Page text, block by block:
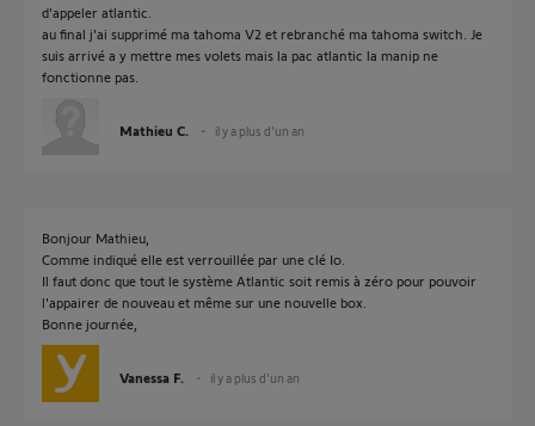
d'appeler atlantic.
au final j'ai supprimé ma tahoma V2 et rebranché ma tahoma switch. Je
suis arrivé a y mettre mes volets mais la pac atlantic la manip ne
fonctionne pas.
Mathieu C. il y a plus d'un an
Bonjour Mathieu,
Comme indiqué elle est verrouillée par une clé Io.
Il faut donc que tout le système Atlantic soit remis à zéro pour pouvoir
l'appairer de nouveau et même sur une nouvelle box.
Bonne journée,
Vanessa F. il y a plus d'un an